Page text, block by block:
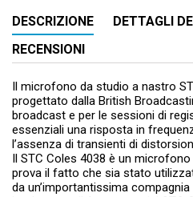
DESCRIZIONE
DETTAGLI
RECENSIONI
Il microfono da studio a nastro
progettato dalla British
broadcast e per le sessioni di
essenziali una risposta in
l’assenza di transienti di
Il STC Coles 4038 è un
prova il fatto che sia stato
da un’importantissima